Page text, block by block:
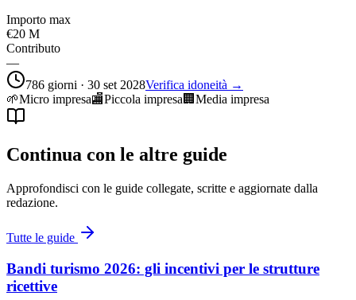
Importo max
€20 M
Contributo
—
786 giorni · 30 set 2028Verifica idoneità →
🌱Micro impresa🏬Piccola impresa 🏢 Media impresa
Continua con le altre guide
Approfondisci con le guide collegate, scritte e aggiornate dalla
redazione.
Tutte le guide
Bandi turismo 2026: gli incentivi per le strutture
ricettive